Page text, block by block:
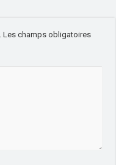
Les champs obligatoires